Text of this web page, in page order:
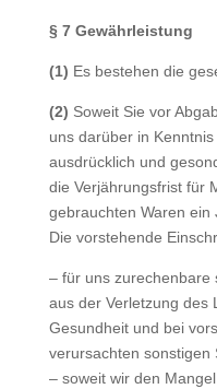
§ 7 Gewährleistung
(1) Es bestehen die
(2) Soweit Sie vor
uns darüber in
ausdrücklich und
die Verjährungsfrist für
gebrauchten Waren ein
Die vorstehende
– für uns zurechenbare
aus der Verletzung des
Gesundheit und bei
verursachten sonstigen
– soweit wir den